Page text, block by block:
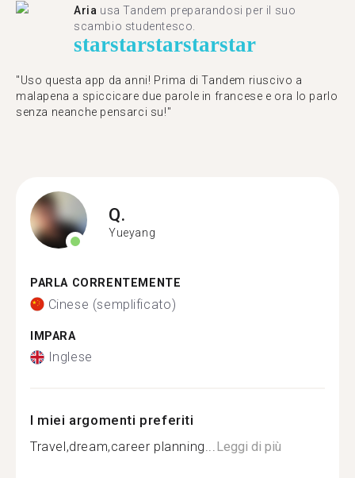
Aria usa Tandem preparandosi per il suo
scambio studentesco.
starstarstarstarstar
"Uso questa app da anni! Prima di Tandem riuscivo a
malapena a spiccicare due parole in francese e ora lo parlo
senza neanche pensarci su!"
Q.
Yueyang
PARLA CORRENTEMENTE
Cinese (semplificato)
IMPARA
Inglese
I miei argomenti preferiti
Travel,dream,career planning...Leggi di più